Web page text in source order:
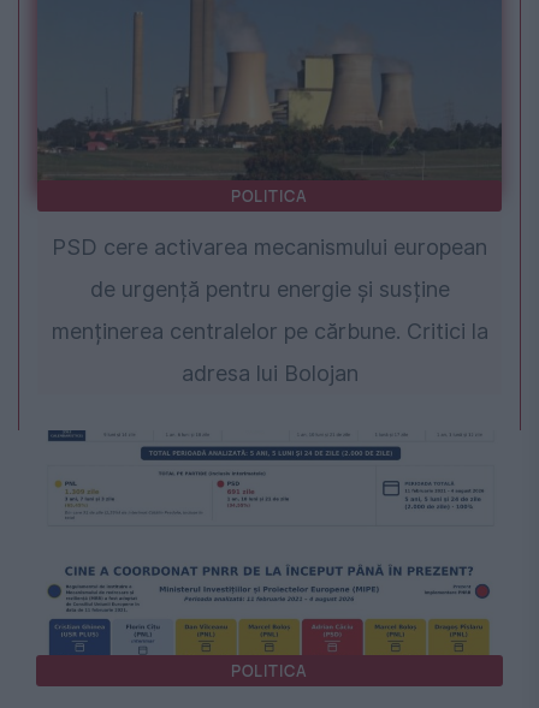
POLITICA
PSD cere activarea mecanismului european
de urgență pentru energie și susține
menținerea centralelor pe cărbune. Critici la
adresa lui Bolojan
POLITICA